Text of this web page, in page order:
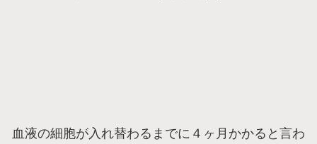
血液の細胞が入れ替わるまでに４ヶ月かかると言わ